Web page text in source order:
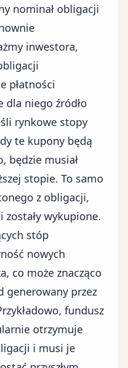
nominał obligacji
inwestora,
płatności
dla niego źródło
rynkowe stopy
te kupony będą
będzie musiał
stopie. To samo
z obligacji,
zostały wykupione.
stóp
nowych
co może znacząco
generowany przez
fundusz
otrzymuje
i musi je